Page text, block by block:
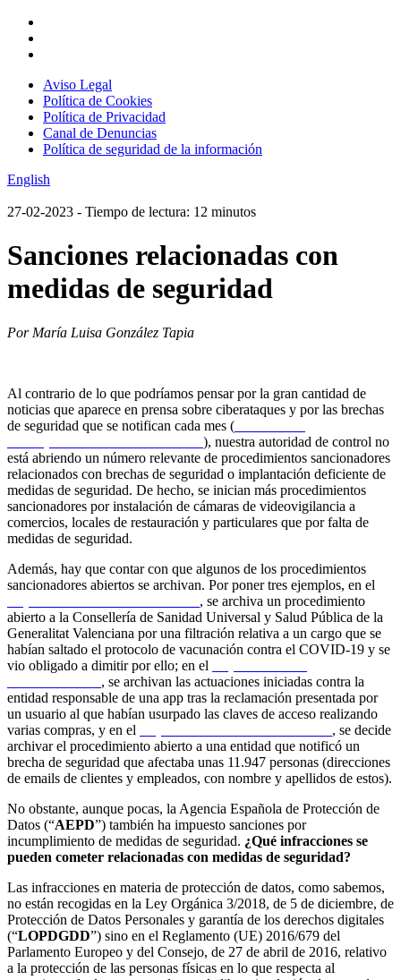
Aviso Legal
Política de Cookies
Política de Privacidad
Canal de Denuncias
Política de seguridad de la información
English
27-02-2023 - Tiempo de lectura: 12 minutos
Sanciones relacionadas con
medidas de seguridad
Por María Luisa González Tapia
Al contrario de lo que podríamos pensar por la gran cantidad de
noticias que aparece en prensa sobre ciberataques y por las brechas
de seguridad que se notifican cada mes (
), nuestra autoridad de control no
está abriendo un número relevante de procedimientos sancionadores
relacionados con brechas de seguridad o implantación deficiente de
medidas de seguridad. De hecho, se inician más procedimientos
sancionadores por instalación de cámaras de videovigilancia a
comercios, locales de restauración y particulares que por falta de
medidas de seguridad.
Además, hay que contar con que algunos de los procedimientos
sancionadores abiertos se archivan. Por poner tres ejemplos, en el
, se archiva un procedimiento
abierto a la Consellería de Sanidad Universal y Salud Pública de la
Generalitat Valenciana por una filtración relativa a un cargo que se
habían saltado el protocolo de vacunación contra el COVID-19 y se
vio obligado a dimitir por ello; en el
, se archivan las actuaciones iniciadas contra la
entidad responsable de una app tras la reclamación presentada por
un usuario al que habían usurpado las claves de acceso realizando
varias compras, y en el
, se decide
archivar el procedimiento abierto a una entidad que notificó un
brecha de seguridad que afectaba unas 11.947 personas (direcciones
de emails de clientes y empleados, con nombre y apellidos de estos).
No obstante, aunque pocas, la Agencia Española de Protección de
Datos (“AEPD”) también ha impuesto sanciones por
incumplimiento de medidas de seguridad. ¿Qué infracciones se
pueden cometer relacionadas con medidas de seguridad?
Las infracciones en materia de protección de datos, como sabemos,
no están recogidas en la Ley Orgánica 3/2018, de 5 de diciembre, de
Protección de Datos Personales y garantía de los derechos digitales
(“LOPDGDD”) sino en el Reglamento (UE) 2016/679 del
Parlamento Europeo y del Consejo, de 27 de abril de 2016, relativo
a la protección de las personas físicas en lo que respecta al